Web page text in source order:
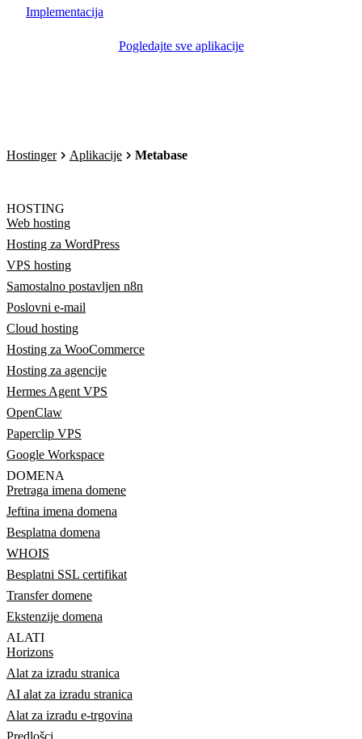
Implementacija
Pogledajte sve aplikacije
Hostinger Aplikacije Metabase
HOSTING
Web hosting
Hosting za WordPress
VPS hosting
Samostalno postavljen n8n
Poslovni e-mail
Cloud hosting
Hosting za WooCommerce
Hosting za agencije
Hermes Agent VPS
OpenClaw
Paperclip VPS
Google Workspace
DOMENA
Pretraga imena domene
Jeftina imena domena
Besplatna domena
WHOIS
Besplatni SSL certifikat
Transfer domene
Ekstenzije domena
ALATI
Horizons
Alat za izradu stranica
AI alat za izradu stranica
Alat za izradu e-trgovina
Predlošci